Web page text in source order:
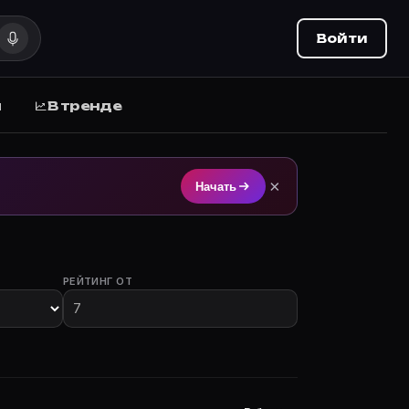
на Movie Planner.
Войти
В тренде
Начать ×
РЕЙТИНГ ОТ